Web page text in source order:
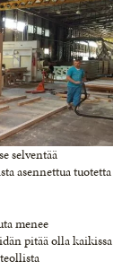
selventää
asennettua tuotetta
menee
pitää olla kaikissa